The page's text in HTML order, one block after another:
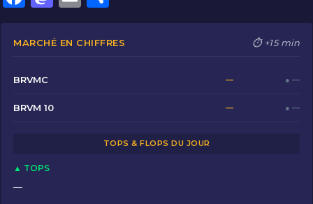
a
c
b
o
o
a
st
o
n
m
ai
ar
ta
MARCHÉ EN CHIFFRES ⏱ +15 min
BRVMC — ● —
BRVM 10 — ● —
TOPS & FLOPS DU JOUR
▲ TOPS
—